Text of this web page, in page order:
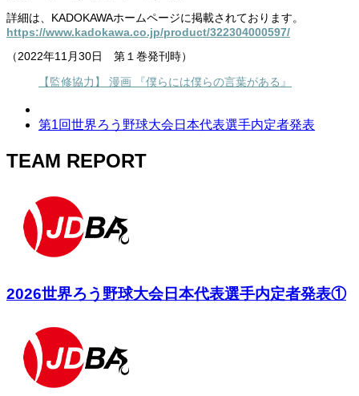
詳細は、KADOKAWAホームページに掲載されております。
https://www.kadokawa.co.jp/product/322304000597/
（2022年11月30日 第１巻発刊時）
【監修協力】 漫画 『僕らには僕らの言葉がある』
第1回世界ろう野球大会日本代表選手内定者発表
TEAM REPORT
2026世界ろう野球大会日本代表選手内定者発表①